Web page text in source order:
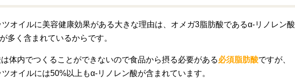
オイルに美容健康効果がある大きな理由は、オメガ3脂肪酸であるα-リノレン酸
多く含まれているからです。
体内でつくることができないので食品から摂る必要がある必須脂肪酸ですが、
オイルには50%以上もα-リノレン酸が含まれています。